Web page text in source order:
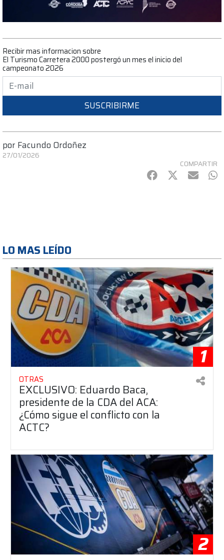
Recibir mas informacion sobre
El Turismo Carretera 2000 postergó un mes el inicio del
campeonato 2026
SUSCRIBIRME
por Facundo Ordoñez
27/01/2026
COMPARTIR
Facebook
Twitter
mail
LO MAS LEÍDO
1
OTRAS
EXCLUSIVO: Eduardo Baca,
presidente de la CDA del ACA:
¿Cómo sigue el conflicto con la
ACTC?
2